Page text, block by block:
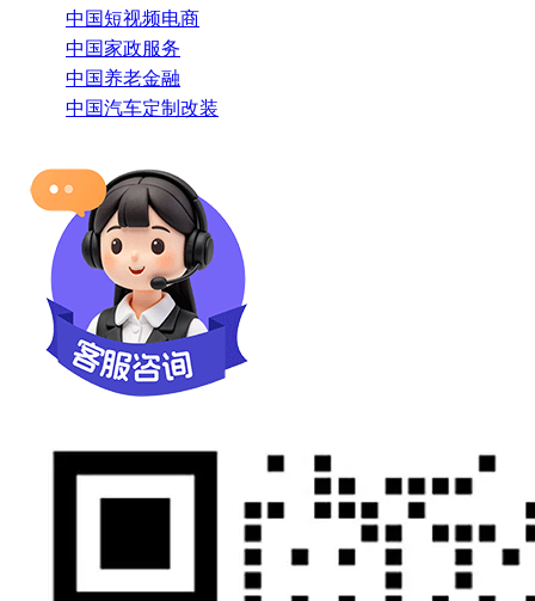
中国短视频电商
中国家政服务
中国养老金融
中国汽车定制改装